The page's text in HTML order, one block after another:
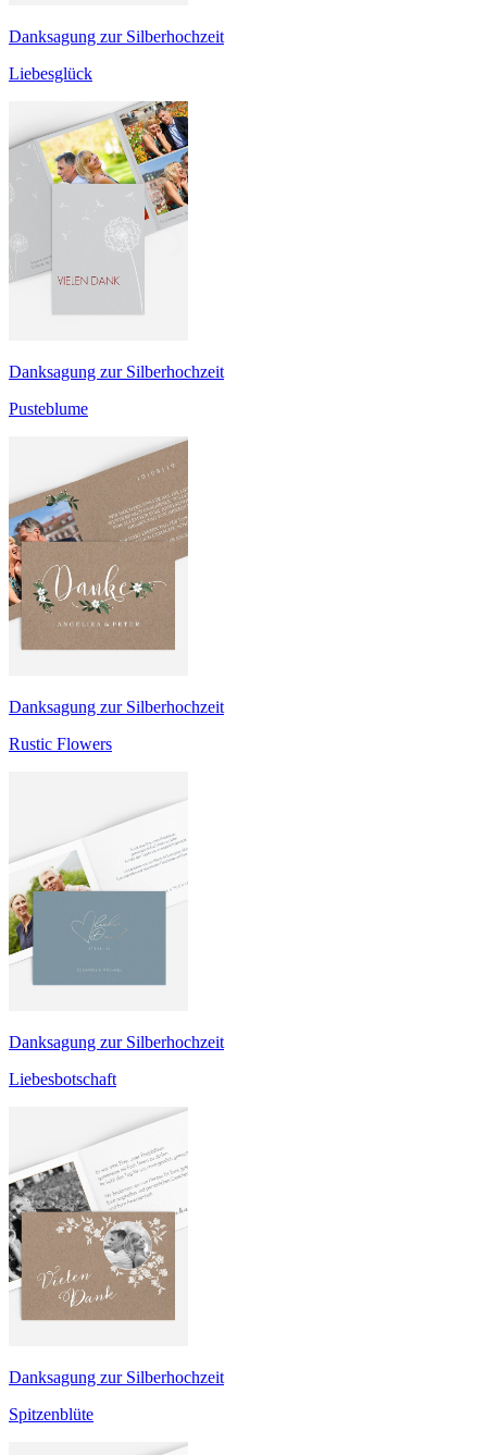
Danksagung zur Silberhochzeit
Liebesglück
Danksagung zur Silberhochzeit
Pusteblume
Danksagung zur Silberhochzeit
Rustic Flowers
Danksagung zur Silberhochzeit
Liebesbotschaft
Danksagung zur Silberhochzeit
Spitzenblüte